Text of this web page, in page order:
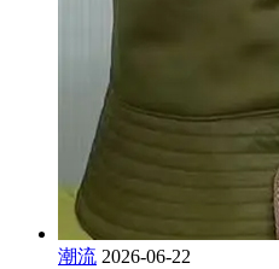
潮流 2026-06-22